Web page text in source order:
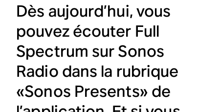
Dès aujourd’hui, vous
pouvez écouter Full
Spectrum sur Sonos
Radio dans la rubrique
«Sonos Presents» de